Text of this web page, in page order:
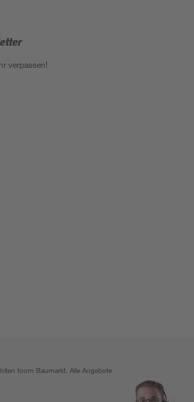
verpassen!
toom Baumarkt. Alle Angebote